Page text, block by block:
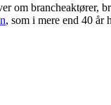
brancheaktører,
, som i mere end 40 år